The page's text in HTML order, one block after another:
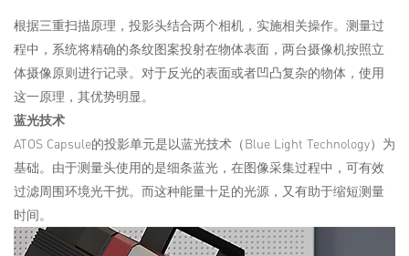
根据三重扫描原理，投影头结合两个相机，实施相关操作。测量过
程中，系统将精确的条纹图案投射在物体表面，两台摄像机按照立
体摄像原则进行记录。对于反光的表面或者凹凸复杂的物体，使用
这一原理，其优势明显。
蓝光技术
ATOS Capsule的投影单元是以蓝光技术（Blue Light Technology）为
基础。由于测量头使用的是细条蓝光，在图像采集过程中，可有效
过滤周围环境光干扰。而这种能量十足的光源，又有助于缩短测量
时间。